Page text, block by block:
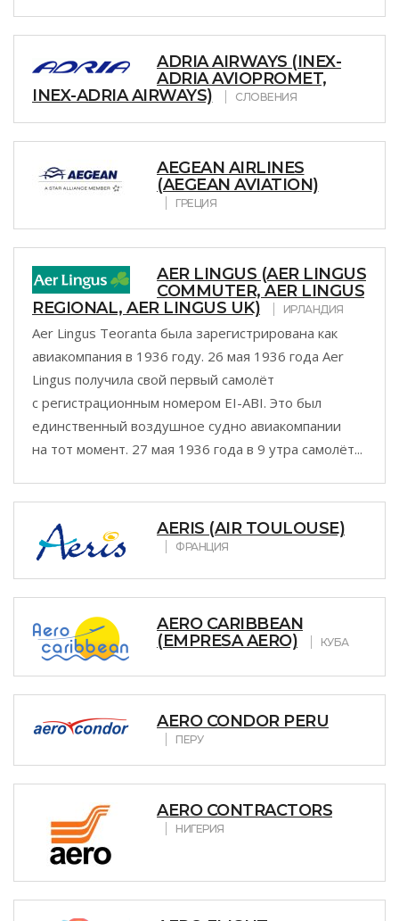
ADRIA AIRWAYS (INEX-
ADRIA AVIOPROMET,
INEX-ADRIA AIRWAYS)
СЛОВЕНИЯ
AEGEAN AIRLINES
(AEGEAN AVIATION)
ГРЕЦИЯ
AER LINGUS (AER LINGUS
COMMUTER, AER LINGUS
REGIONAL, AER LINGUS UK)
ИРЛАНДИЯ
Aer Lingus Teoranta была зарегистрирована как
авиакомпания в 1936 году. 26 мая 1936 года Aer
Lingus получила свой первый самолёт
с регистрационным номером EI-ABI. Это был
единственный воздушное судно авиакомпании
на тот момент. 27 мая 1936 года в 9 утра самолёт...
AERIS (AIR TOULOUSE)
ФРАНЦИЯ
AERO CARIBBEAN
(EMPRESA AERO)
КУБА
AERO CONDOR PERU
ПЕРУ
AERO CONTRACTORS
НИГЕРИЯ